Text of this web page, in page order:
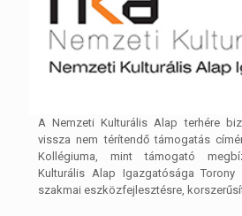
A Nemzeti Kulturális Alap terhére
vissza nem térítendő támogatás
Kollégiuma, mint támogató
Kulturális Alap Igazgatósága Torony
szakmai eszközfejlesztésre,